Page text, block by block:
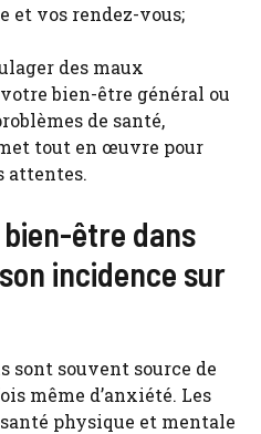
et vos rendez-vous;
des maux
bien-être général ou
de santé,
tout en œuvre pour
attentes.
bien-être dans
incidence sur
sont souvent source de
même d’anxiété. Les
physique et mentale